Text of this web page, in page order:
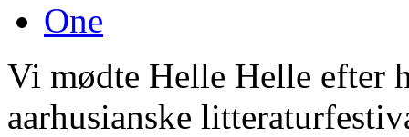
One
Vi mødte Helle Helle efter
aarhusianske